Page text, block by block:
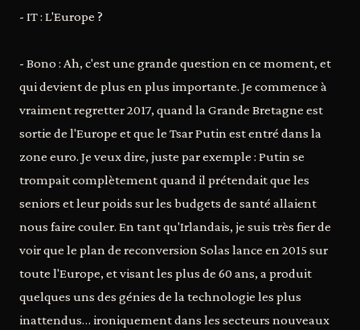
- IT : L'Europe ?
- Bono : Ah, c'est une grande question en ce moment, et
qui devient de plus en plus importante. Je commence à
vraiment regretter 2017, quand la Grande Bretagne est
sortie de l'Europe et que le Tsar Putin est entré dans la
zone euro. Je veux dire, juste par exemple : Putin se
trompait complètement quand il prétendait que les
seniors et leur poids sur les budgets de santé allaient
nous faire couler. En tant qu'Irlandais, je suis très fier de
voir que le plan de reconversion Solas lance en 2015 sur
toute l'Europe, et visant les plus de 60 ans, a produit
quelques uns des génies de la technologie les plus
inattendus… ironiquement dans les secteurs nouveaux